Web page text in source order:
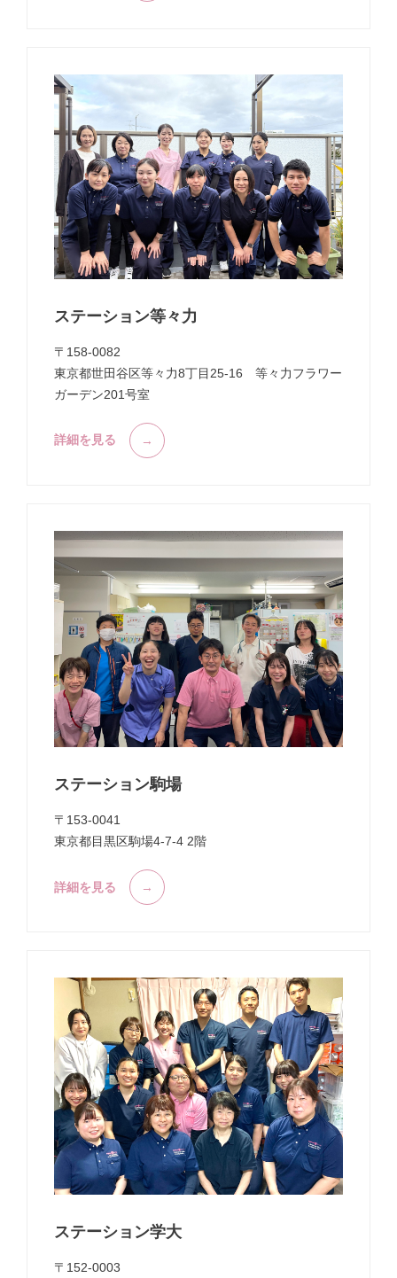
ステーション等々力
〒158-0082
東京都世田谷区等々力8丁目25-16 等々力フラワー
ガーデン201号室
詳細を見る
ステーション駒場
〒153-0041
東京都目黒区駒場4-7-4 2階
詳細を見る
ステーション学大
〒152-0003